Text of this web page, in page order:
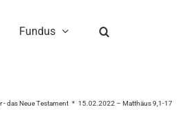
Fundus
- das Neue Testament 15.02.2022 – Matthäus 9,1-17